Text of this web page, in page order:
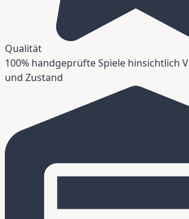
Qualität
100% handgeprüfte Spiele hinsichtlich
und Zustand